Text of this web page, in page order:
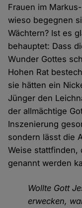
Frauen im
wieso begegnen
Wächtern? Ist es
behauptet: Dass
Wunder Gottes
Hohen Rat
sie hätten ein
Jünger den
der allmächtige
Inszenierung
sondern lässt die
Weise stattfinden,
genannt werden
Wollte Gott
erwecken,